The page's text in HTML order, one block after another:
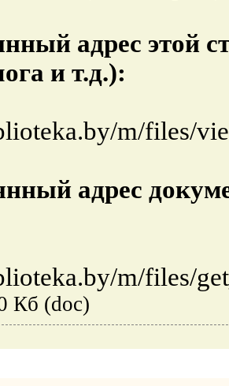
адрес этой
и т.д.):
m/files/
адрес
m/files/
Кб (doc)